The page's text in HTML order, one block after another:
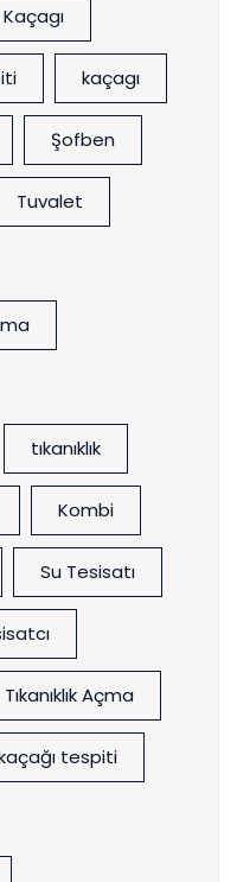
kaçagı
Şofben
Tuvalet
tıkanıklık
Kombi
Su Tesisatı
Tıkanıklık Açma
tespiti